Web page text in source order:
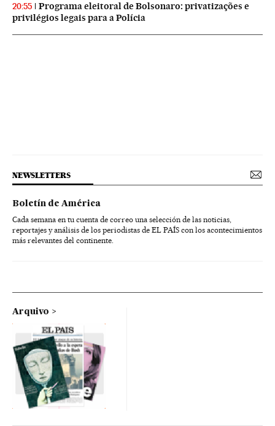
20:55
Programa eleitoral de Bolsonaro: privatizações e
privilégios legais para a Polícia
NEWSLETTERS
Boletín de América
Cada semana en tu cuenta de correo una selección de las noticias,
reportajes y análisis de los periodistas de EL PAÍS con los acontecimientos
más relevantes del continente.
Arquivo